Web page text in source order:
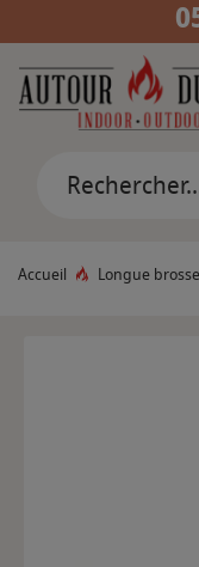
Accueil Longue